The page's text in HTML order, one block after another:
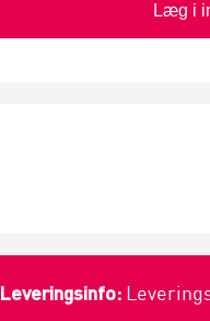
Læg i
Leveringsinfo: